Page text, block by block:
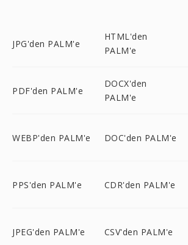
JPG'den PALM'e
HTML'den
PALM'e
PDF'den PALM'e
DOCX'den
PALM'e
WEBP'den PALM'e DOC'den PALM'e
PPS'den PALM'e CDR'den PALM'e
JPEG'den PALM'e CSV'den PALM'e